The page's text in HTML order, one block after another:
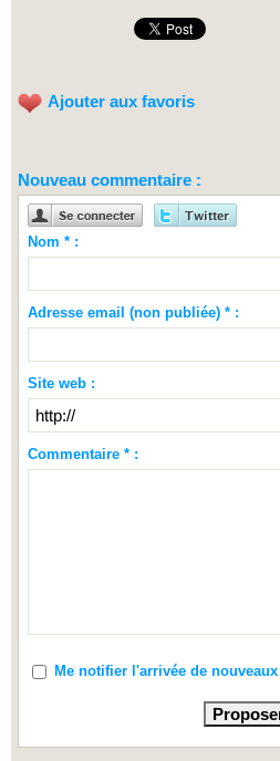
Ajouter aux favoris
Nouveau commentaire :
Nom * :
Adresse email (non publiée) * :
Site web :
Commentaire * :
Me notifier l'arrivée de